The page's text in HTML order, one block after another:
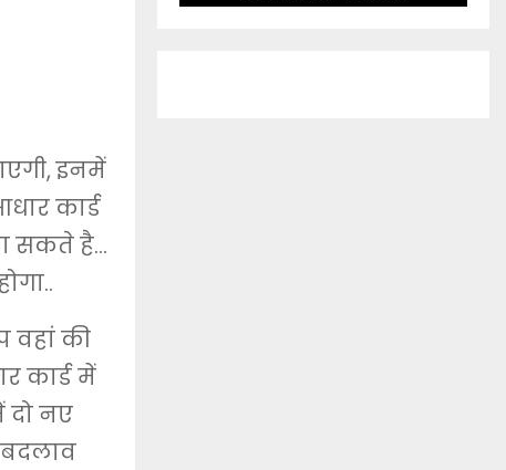
इनमें
कार्ड
सकते है…
वहां की
कार्ड में
दो नए